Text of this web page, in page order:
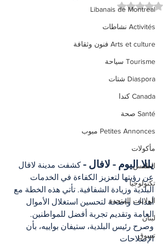
Libanais de Montreal
Activités نشاطات
Arts et culture فنون وثقافة
Tourisme سياحة
Diaspora شتات
Canada كندا
Santé صحة
Petites Annonces مبوب
مأكولات
الطقس
تكنولوجيا
الولايات المتحدة
لبنان
تسوق
تم التقييم بـ ليس رقمًا من أصل 5 نجوم.
يللا اليوم - لافال - كشفت مدينة لافال
عن رؤيتها لتعزيز الكفاءة في الخدمات
البلدية وزيادة الشفافية. تأتي هذه الخطة مع
أهداف واضحة لتحسين استغلال الأموال
العامة وتقديم تجربة أفضل للمواطنين.
وصرح رئيس البلدية، ستيفان بواييه، بأن
الإصلاحات